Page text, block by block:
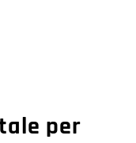
per